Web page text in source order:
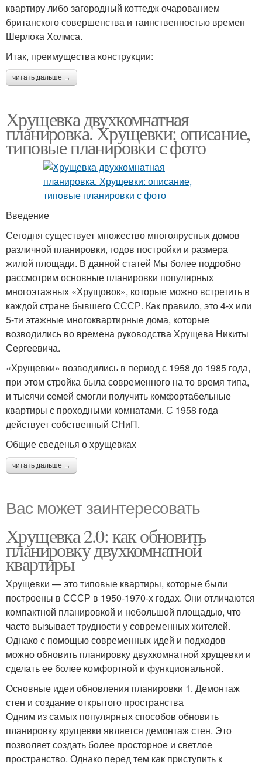
квартиру либо загородный коттедж очарованием
британского совершенства и таинственностью времен
Шерлока Холмса.
Итак, преимущества конструкции:
читать дальше →
Хрущевка двухкомнатная
планировка. Хрущевки: описание,
типовые планировки с фото
Введение
Сегодня существует множество многоярусных домов
различной планировки, годов постройки и размера
жилой площади. В данной статей Мы более подробно
рассмотрим основные планировки популярных
многоэтажных «Хрущовок», которые можно встретить в
каждой стране бывшего СССР. Как правило, это 4-х или
5-ти этажные многоквартирные дома, которые
возводились во времена руководства Хрущева Никиты
Сергеевича.
«Хрущевки» возводились в период с 1958 до 1985 года,
при этом стройка была современного на то время типа,
и тысячи семей смогли получить комфортабельные
квартиры с проходными комнатами. С 1958 года
действует собственный СНиП.
Общие сведенья о хрущевках
читать дальше →
Вас может заинтересовать
Хрущевка 2.0: как обновить
планировку двухкомнатной
квартиры
Хрущевки — это типовые квартиры, которые были
построены в СССР в 1950-1970-х годах. Они отличаются
компактной планировкой и небольшой площадью, что
часто вызывает трудности у современных жителей.
Однако с помощью современных идей и подходов
можно обновить планировку двухкомнатной хрущевки и
сделать ее более комфортной и функциональной.
Основные идеи обновления планировки 1. Демонтаж
стен и создание открытого пространства
Одним из самых популярных способов обновить
планировку хрущевки является демонтаж стен. Это
позволяет создать более просторное и светлое
пространство. Однако перед тем как приступить к